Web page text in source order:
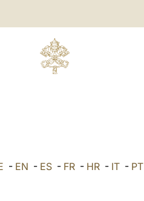
- EN - ES- FR- HR- IT- PT